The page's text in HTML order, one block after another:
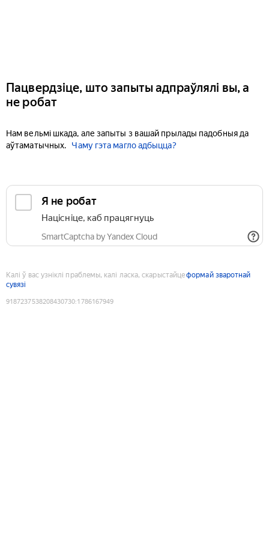
Пацвердзіце, што запыты адпраўлялі вы, а
не робат
Нам вельмі шкада, але запыты з вашай прылады падобныя да
аўтаматычных.
Чаму гэта магло адбыцца?
Я не робат
Націсніце, каб працягнуць
SmartCaptcha by Yandex Cloud
Калі ў вас узніклі праблемы, калі ласка, скарыстайцеформай зваротнай
сувязі
9187237538208430730:1786167949